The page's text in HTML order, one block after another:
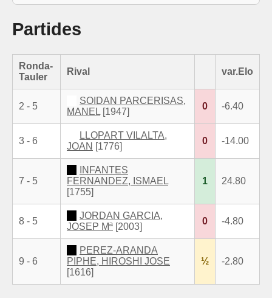
Partides
Ronda-
Tauler
Rival var.Elo
2 - 5
SOIDAN PARCERISAS,
MANEL [1947]
0 -6.40
3 - 6
LLOPART VILALTA,
JOAN [1776]
0 -14.00
7 - 5
INFANTES
FERNANDEZ, ISMAEL
[1755]
1 24.80
8 - 5
JORDAN GARCIA,
JOSEP Mª [2003]
0 -4.80
9 - 6
PEREZ-ARANDA
PIPHE, HIROSHI JOSE
[1616]
½ -2.80